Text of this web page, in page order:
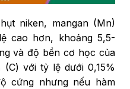
niken, mangan (Mn)
cao hơn, khoảng 5,5-
và độ bền cơ học của
với tỷ lệ dưới 0,15%
cứng nhưng nếu hàm